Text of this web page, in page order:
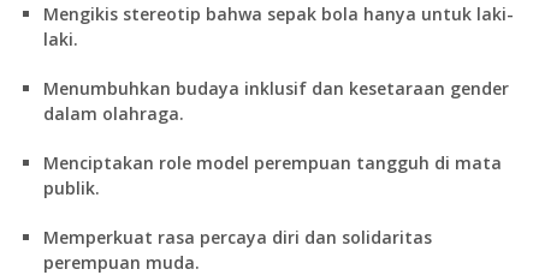
Mengikis stereotip bahwa sepak bola hanya untuk laki-
laki.
Menumbuhkan budaya inklusif dan kesetaraan gender
dalam olahraga.
Menciptakan role model perempuan tangguh di mata
publik.
Memperkuat rasa percaya diri dan solidaritas
perempuan muda.